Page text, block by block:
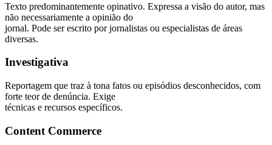
Texto predominantemente opinativo. Expressa a visão do autor, mas
não necessariamente a opinião do
jornal. Pode ser escrito por jornalistas ou especialistas de áreas
diversas.
Investigativa
Reportagem que traz à tona fatos ou episódios desconhecidos, com
forte teor de denúncia. Exige
técnicas e recursos específicos.
Content Commerce